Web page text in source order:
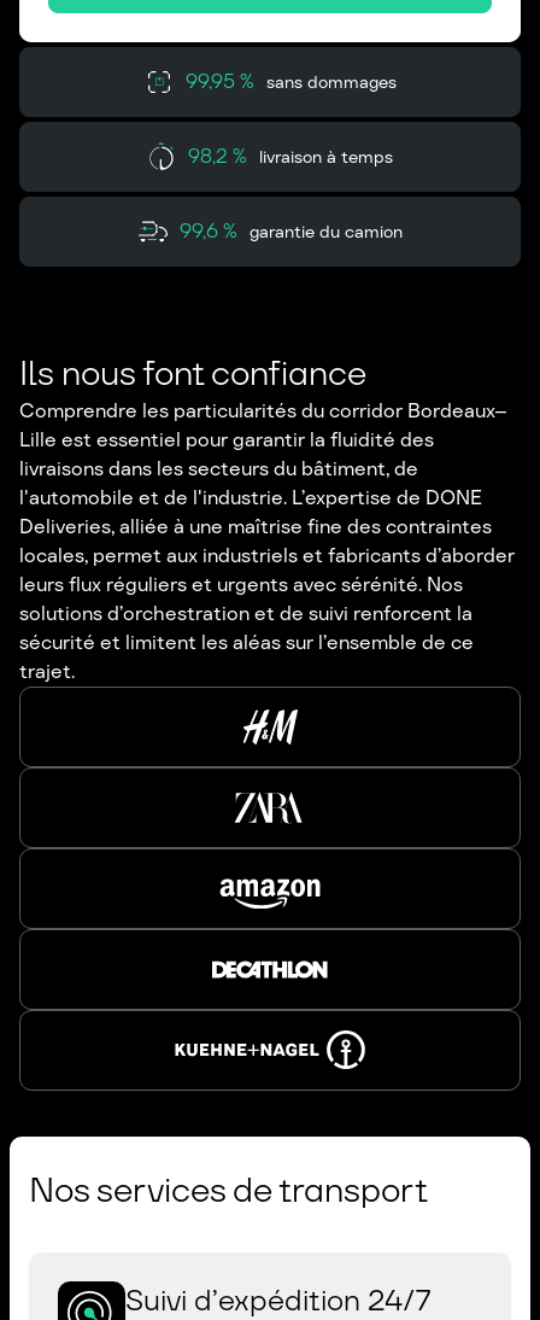
99,95 % sans dommages
98,2 % livraison à temps
99,6 % garantie du camion
Ils nous font confiance
Comprendre les particularités du corridor Bordeaux–
Lille est essentiel pour garantir la fluidité des
livraisons dans les secteurs du bâtiment, de
l'automobile et de l'industrie. L’expertise de DONE
Deliveries, alliée à une maîtrise fine des contraintes
locales, permet aux industriels et fabricants d’aborder
leurs flux réguliers et urgents avec sérénité. Nos
solutions d’orchestration et de suivi renforcent la
sécurité et limitent les aléas sur l’ensemble de ce
trajet.
Nos services de transport
Suivi d’expédition 24/7